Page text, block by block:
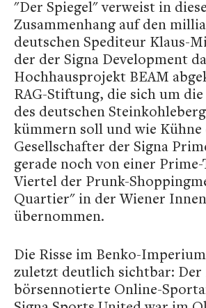
"Der Spiegel" verweist in
Zusammenhang auf den
deutschen Spediteur Klaus-
der der Signa Development
Hochhausprojekt BEAM
RAG-Stiftung, die sich um
des deutschen
kümmern soll und wie Kühne
Gesellschafter der Signa
gerade noch von einer
Viertel der Prunk-
Quartier" in der Wiener
übernommen.
Die Risse im Benko-
zuletzt deutlich sichtbar: Der
börsennotierte Online-